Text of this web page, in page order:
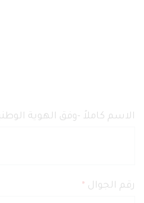
الاسم كاملاً -وفق الهوية الوطنية
رقم الجوال *